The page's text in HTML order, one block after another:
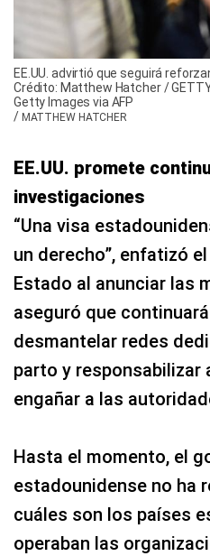
EE.UU. advirtió que seguirá
Crédito: Matthew Hatcher / GETTY
Getty Images via AFP
/ MATTHEW HATCHER
EE.UU. promete
investigaciones
“Una visa
un derecho”, enfatizó
Estado al anunciar las
aseguró que
desmantelar redes
parto y responsabilizar
engañar a las
Hasta el momento, el
estadounidense no ha
cuáles son los países
operaban las